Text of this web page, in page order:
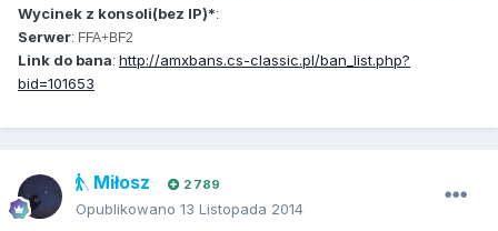
Wycinek z konsoli(bez IP)*:
Serwer: FFA+BF2
Link do bana: http://amxbans.cs-classic.pl/ban_list.php?
bid=101653
Miłosz 2 789
Opublikowano 13 Listopada 2014